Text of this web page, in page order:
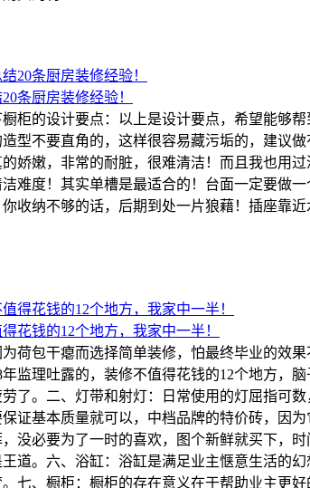
条厨房装修经验！
柜的设计要点：以上是设计要点，希望能够
型不要直角的，这样很容易藏污垢的，建议
娇嫩，非常的耐脏，很难清洁！而且我也用
难度！其实单槽是最适合的！台面一定要做
收纳不够的话，后期到处一片狼藉！插座靠
花钱的12个地方，我家中一半！
荷包干瘪而选择简单装修，怕最终毕业的效
监理吐露的，装修不值得花钱的12个地方，
了。二、灯带和射灯：日常使用的灯屈指可
证基本质量就可以，中档品牌的特价砖，因
没必要为了一时的喜欢，图个新鲜就买下，
道。六、浴缸：浴缸是满足业主惬意生活的
七、橱柜：橱柜的存在意义在于帮助业主更